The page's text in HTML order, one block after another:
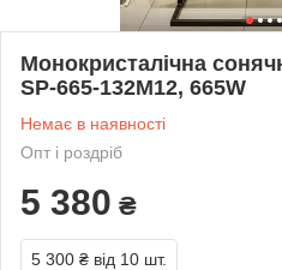
Монокристалічна
SP-665-132M12, 665W
Немає в наявності
Опт і роздріб
5 380 ₴
5 300 ₴ від 10 шт.